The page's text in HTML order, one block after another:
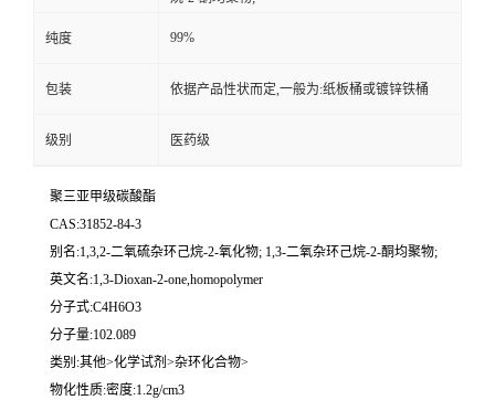
纯度 99%
包装 依据产品性状而定,一般为:纸板桶或镀锌铁桶
级别 医药级
聚三亚甲级碳酸酯
CAS:31852-84-3
别名:1,3,2-二氧硫杂环己烷-2-氧化物; 1,3-二氧杂环己烷-2-酮均聚物;
英文名:1,3-Dioxan-2-one,homopolymer
分子式:C4H6O3
分子量:102.089
类别:其他>化学试剂>杂环化合物>
物化性质:密度:1.2g/cm3